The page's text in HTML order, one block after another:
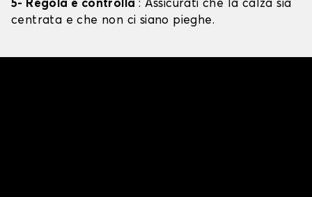
5- Regola e controlla : Assicurati che la calza sia
centrata e che non ci siano pieghe.